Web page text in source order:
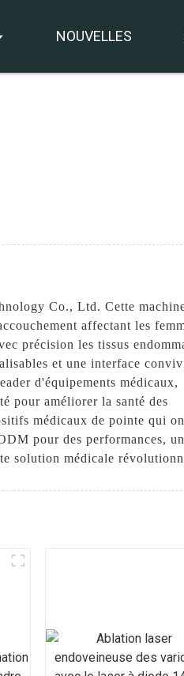
NOUVELLES
Co., Ltd. Cette
affectant les
précision les tissus
et une interface
d'équipements médicaux,
pour améliorer la santé des
médicaux de pointe qui
pour des performances,
solution médicale